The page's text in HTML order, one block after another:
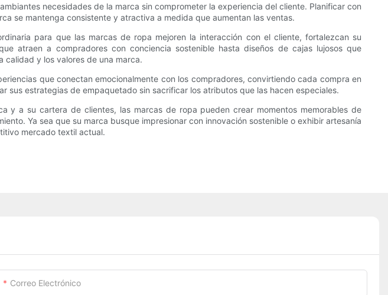
necesidades de la marca sin comprometer la experiencia del cliente. Planificar con
se mantenga consistente y atractiva a medida que aumentan las ventas.
para que las marcas de ropa mejoren la interacción con el cliente, fortalezcan su
atraen a compradores con conciencia sostenible hasta diseños de cajas lujosos que
calidad y los valores de una marca.
que conectan emocionalmente con los compradores, convirtiendo cada compra en
estrategias de empaquetado sin sacrificar los atributos que las hacen especiales.
y a su cartera de clientes, las marcas de ropa pueden crear momentos memorables de
Ya sea que su marca busque impresionar con innovación sostenible o exhibir artesanía
mercado textil actual.
Correo Electrónico